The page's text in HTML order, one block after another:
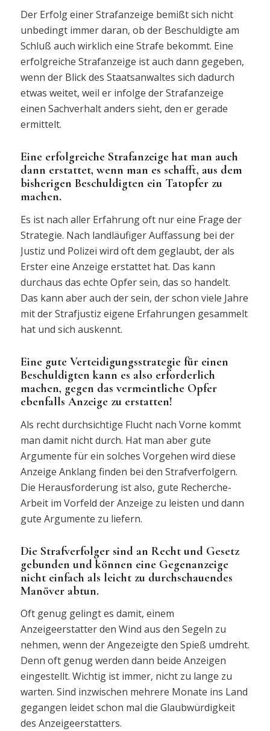
Der Erfolg einer Strafanzeige bemißt sich nicht
unbedingt immer daran, ob der Beschuldigte am
Schluß auch wirklich eine Strafe bekommt. Eine
erfolgreiche Strafanzeige ist auch dann gegeben,
wenn der Blick des Staatsanwaltes sich dadurch
etwas weitet, weil er infolge der Strafanzeige
einen Sachverhalt anders sieht, den er gerade
ermittelt.
Eine erfolgreiche Strafanzeige hat man auch
dann erstattet, wenn man es schafft, aus dem
bisherigen Beschuldigten ein Tatopfer zu
machen.
Es ist nach aller Erfahrung oft nur eine Frage der
Strategie. Nach landläufiger Auffassung bei der
Justiz und Polizei wird oft dem geglaubt, der als
Erster eine Anzeige erstattet hat. Das kann
durchaus das echte Opfer sein, das so handelt.
Das kann aber auch der sein, der schon viele Jahre
mit der Strafjustiz eigene Erfahrungen gesammelt
hat und sich auskennt.
Eine gute Verteidigungsstrategie für einen
Beschuldigten kann es also erforderlich
machen, gegen das vermeintliche Opfer
ebenfalls Anzeige zu erstatten!
Als recht durchsichtige Flucht nach Vorne kommt
man damit nicht durch. Hat man aber gute
Argumente für ein solches Vorgehen wird diese
Anzeige Anklang finden bei den Strafverfolgern.
Die Herausforderung ist also, gute Recherche-
Arbeit im Vorfeld der Anzeige zu leisten und dann
gute Argumente zu liefern.
Die Strafverfolger sind an Recht und Gesetz
gebunden und können eine Gegenanzeige
nicht einfach als leicht zu durchschauendes
Manöver abtun.
Oft genug gelingt es damit, einem
Anzeigeerstatter den Wind aus den Segeln zu
nehmen, wenn der Angezeigte den Spieß umdreht.
Denn oft genug werden dann beide Anzeigen
eingestellt. Wichtig ist immer, nicht zu lange zu
warten. Sind inzwischen mehrere Monate ins Land
gegangen leidet schon mal die Glaubwürdigkeit
des Anzeigeerstatters.